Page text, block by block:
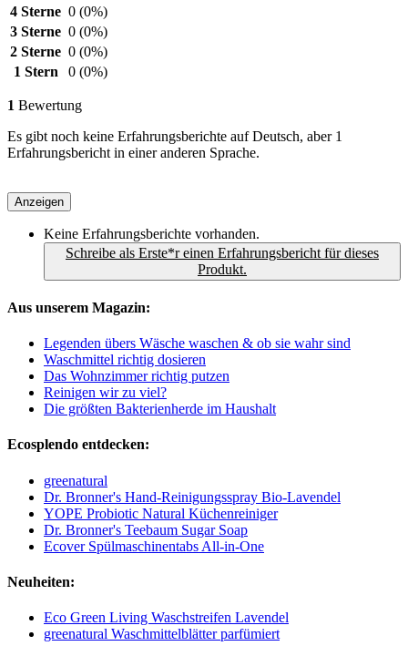
4 Sterne 0 (0%)
3 Sterne 0 (0%)
2 Sterne 0 (0%)
1 Stern
0 (0%)
1 Bewertung
Es gibt noch keine Erfahrungsberichte auf Deutsch, aber 1
Erfahrungsbericht in einer anderen Sprache.
Anzeigen
Keine Erfahrungsberichte vorhanden.
Schreibe als Erste*r einen Erfahrungsbericht für dieses
Produkt.
Aus unserem Magazin:
Legenden übers Wäsche waschen & ob sie wahr sind
Waschmittel richtig dosieren
Das Wohnzimmer richtig putzen
Reinigen wir zu viel?
Die größten Bakterienherde im Haushalt
Ecosplendo entdecken:
greenatural
Dr. Bronner's Hand-Reinigungsspray Bio-Lavendel
YOPE Probiotic Natural Küchenreiniger
Dr. Bronner's Teebaum Sugar Soap
Ecover Spülmaschinentabs All-in-One
Neuheiten:
Eco Green Living Waschstreifen Lavendel
greenatural Waschmittelblätter parfümiert